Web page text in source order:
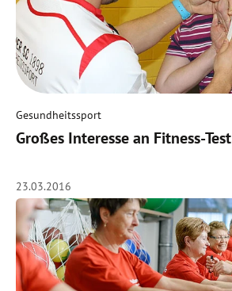
Gesundheitssport
Großes Interesse an Fitness-Test
23.03.2016